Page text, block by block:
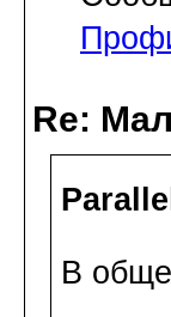
Re:
В